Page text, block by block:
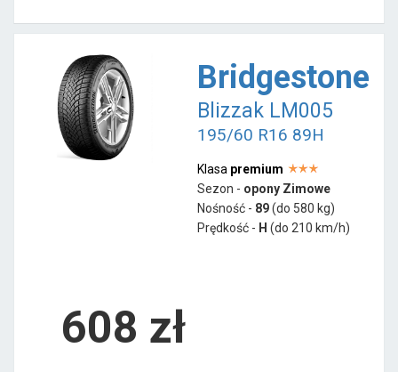
Bridgestone
Blizzak LM005
195/60 R16 89H
Klasa premium
Sezon - opony Zimowe
Nośność - 89(do 580 kg)
Prędkość - H (do 210 km/h)
608 zł